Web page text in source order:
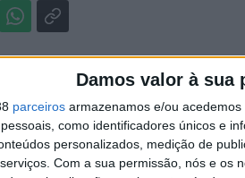
Damos valor à sua
parceiros armazenamos e/ou
como identificadores únicos e
personalizados, medição de
Com a sua permissão, nós e os
Parkside como novo. Entregue ao